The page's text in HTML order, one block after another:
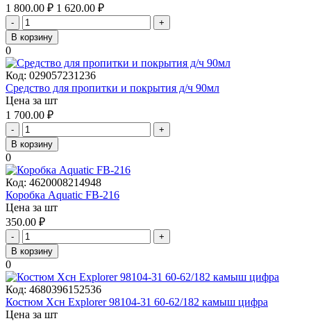
1 800.00 ₽ 1 620.00 ₽
-
+
В корзину
0
Код: 029057231236
Средство для пропитки и покрытия д/ч 90мл
Цена за шт
1 700.00 ₽
-
+
В корзину
0
Код: 4620008214948
Коробка Aquatic FB-216
Цена за шт
350.00 ₽
-
+
В корзину
0
Код: 4680396152536
Костюм Хсн Explorer 98104-31 60-62/182 камыш цифра
Цена за шт